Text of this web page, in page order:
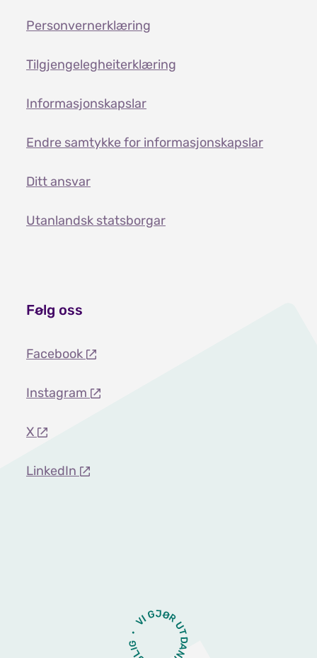
Personvernerklæring
Tilgjengelegheiterklæring
Informasjonskapslar
Endre samtykke for informasjonskapslar
Ditt ansvar
Utanlandsk statsborgar
Følg oss
Facebook
Instagram
X
LinkedIn